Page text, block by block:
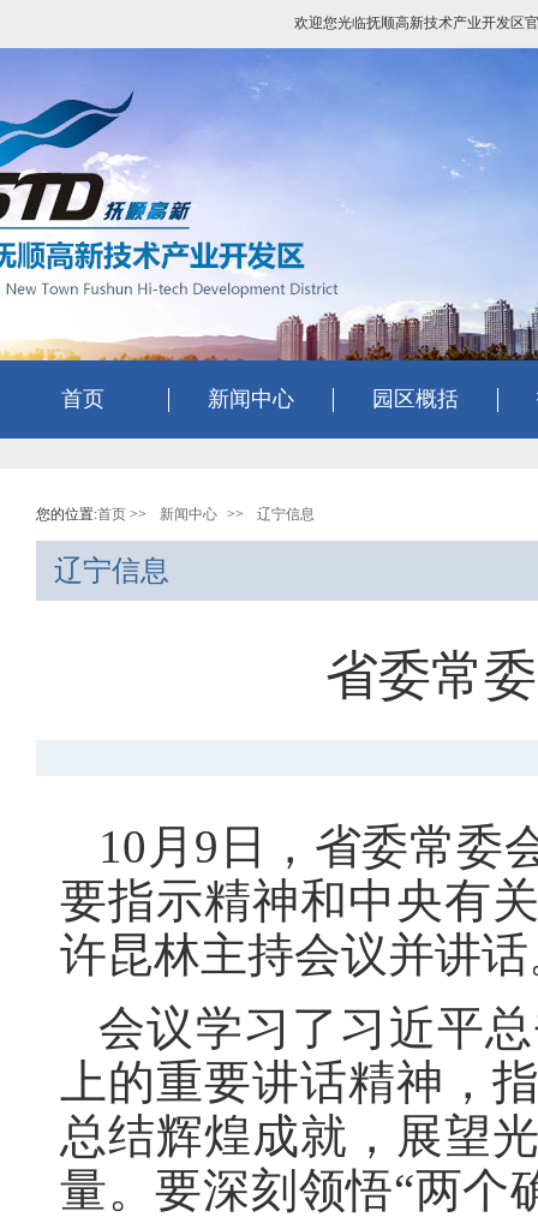
欢迎您光临抚顺高新技术产业开发区
首页 新闻中心 园区概括
您的位置:首页 >> 新闻中心 >> 辽宁信息
辽宁信息
省委常
10月9日，省委常委
要指示精神和中央有
许昆林主持会议并讲
会议学习了习近平
上的重要讲话精神，
总结辉煌成就，展望
量。要深刻领悟“两个